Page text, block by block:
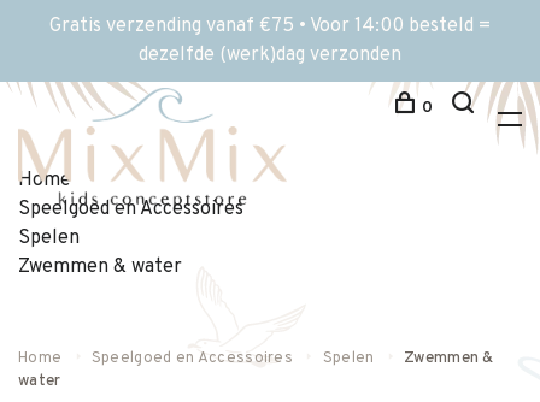
Gratis verzending vanaf €75 • Voor 14:00 besteld =
dezelfde (werk)dag verzonden
0
Home
Speelgoed en Accessoires
Spelen
Zwemmen & water
Home Speelgoed en Accessoires Spelen
Zwemmen &
water